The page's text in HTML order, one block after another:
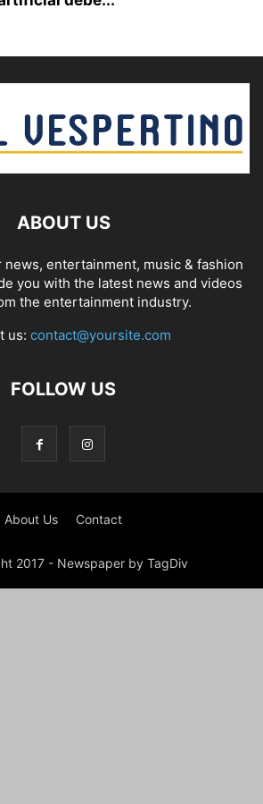
ABOUT US
news, entertainment, music & fashion
you with the latest news and videos
the entertainment industry.
us: contact@yoursite.com
FOLLOW US
About Us Contact
2017 - Newspaper by TagDiv